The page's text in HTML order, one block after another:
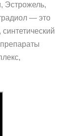
Эстрожель,
— это